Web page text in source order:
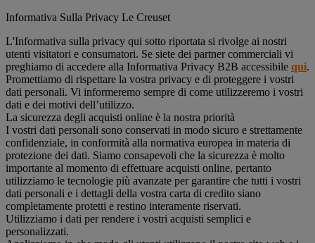
Informativa Sulla Privacy Le Creuset
L'Informativa sulla privacy qui sotto riportata si rivolge ai nostri
utenti visitatori e consumatori. Se siete dei partner commerciali vi
preghiamo di accedere alla Informativa Privacy B2B accessibile qui.
Promettiamo di rispettare la vostra privacy e di proteggere i vostri
dati personali. Vi informeremo sempre di come utilizzeremo i vostri
dati e dei motivi dell’utilizzo.
La sicurezza degli acquisti online è la nostra priorità
I vostri dati personali sono conservati in modo sicuro e strettamente
confidenziale, in conformità alla normativa europea in materia di
protezione dei dati. Siamo consapevoli che la sicurezza è molto
importante al momento di effettuare acquisti online, pertanto
utilizziamo le tecnologie più avanzate per garantire che tutti i vostri
dati personali e i dettagli della vostra carta di credito siano
completamente protetti e restino interamente riservati.
Utilizziamo i dati per rendere i vostri acquisti semplici e
personalizzati.